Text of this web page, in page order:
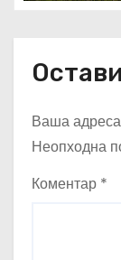
Ваша
Неопходна
Коментар *